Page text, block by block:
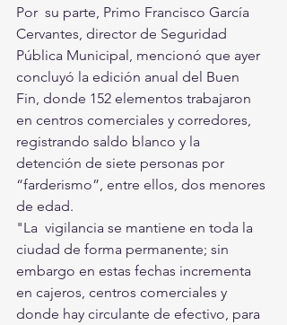
Por  su parte, Primo Francisco García
Cervantes, director de Seguridad
Pública Municipal, mencionó que ayer
concluyó la edición anual del Buen
Fin, donde 152 elementos trabajaron
en centros comerciales y corredores,
registrando saldo blanco y la
detención de siete personas por
“farderismo”, entre ellos, dos menores
de edad.
"La  vigilancia se mantiene en toda la
ciudad de forma permanente; sin
embargo en estas fechas incrementa
en cajeros, centros comerciales y
donde hay circulante de efectivo, para